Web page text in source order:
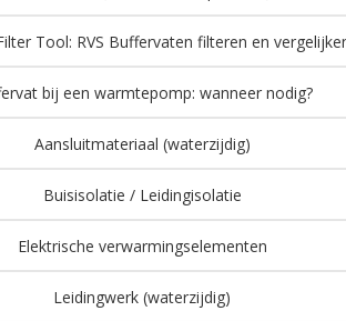
Tool: RVS Buffervaten filteren en
bij een warmtepomp: wanneer nodig?
Aansluitmateriaal (waterzijdig)
Buisisolatie / Leidingisolatie
Elektrische verwarmingselementen
Leidingwerk (waterzijdig)